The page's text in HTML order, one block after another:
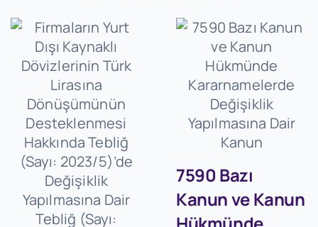
7590 Bazı
Kanun ve Kanun